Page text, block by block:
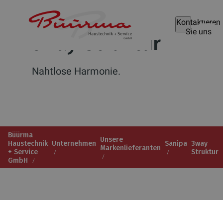
Kontaktieren
Sie uns
3way-Struktur
Nahtlose Harmonie.
Büürma
Haustechnik
+ Service
GmbH
Unternehmen Unsere
Markenlieferanten Sanipa 3way
Struktur